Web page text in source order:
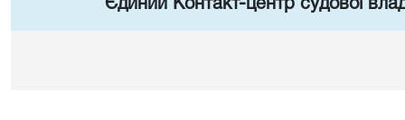
Єдиний Контакт-центр судової